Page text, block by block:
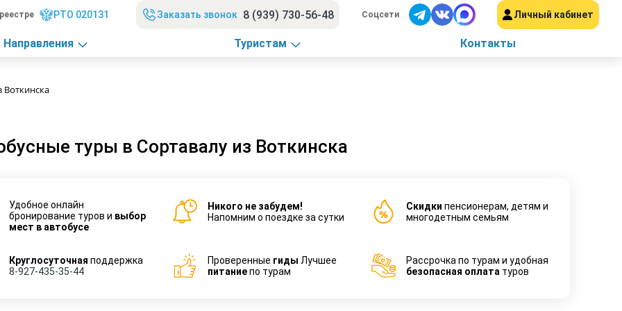
РТО 020131 Заказать звонок 8 (939) 730-56-48 Соцсети Личный кабинет
Направления Туристам Контакты
Воткинска
туры в Сортавалу из Воткинска
Удобное онлайн
бронирование туров и выбор
мест в автобусе
Никого не забудем!
Напомним о поездке за сутки
Cкидки пенсионерам, детям и
многодетным семьям
Круглосуточная поддержка
8-927-435-35-44
Проверенные гиды Лучшее
питаниепо турам
Рассрочка по турам и удобная
безопасная оплата туров